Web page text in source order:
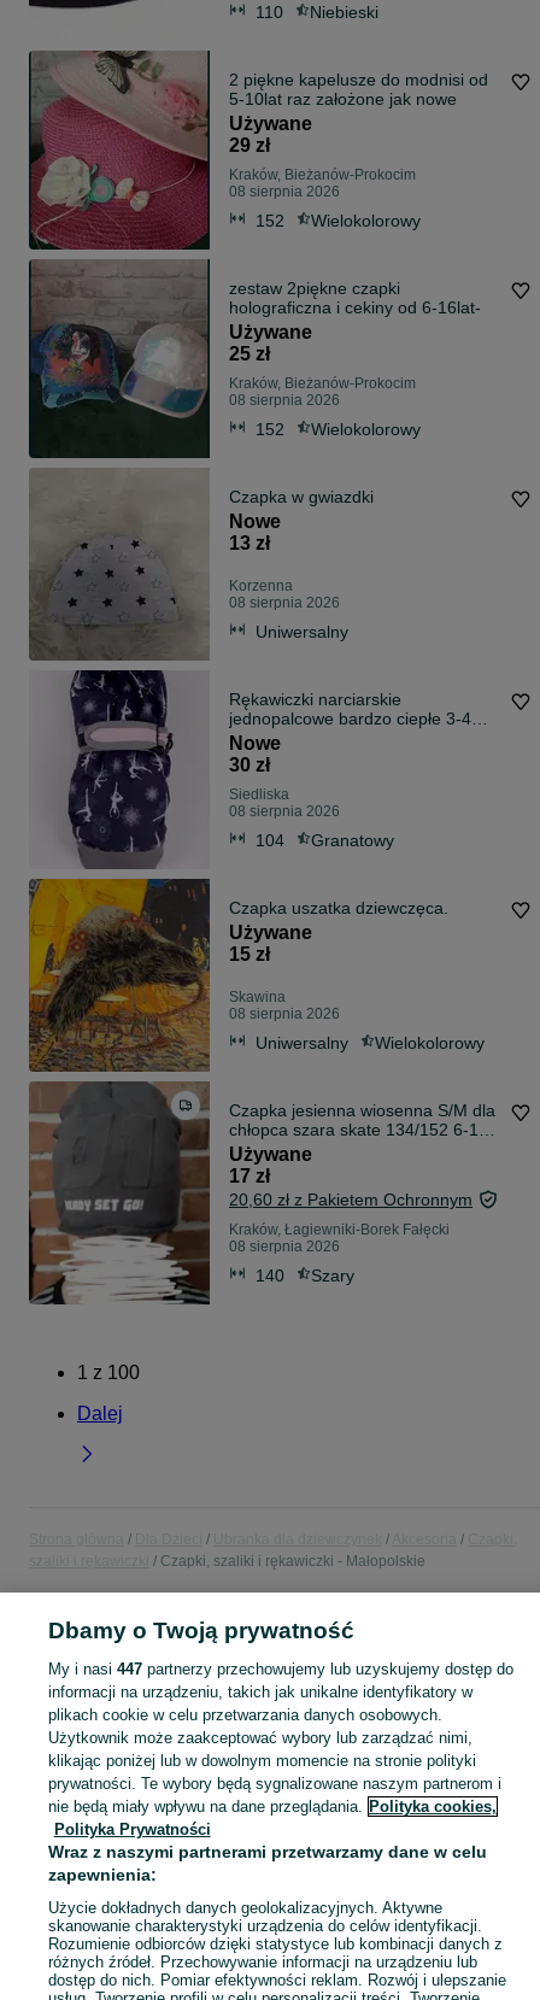
110 Niebieski
2 piękne kapelusze do modnisi od
5-10lat raz założone jak nowe
Używane
29 zł
Kraków, Bieżanów-Prokocim
08 sierpnia 2026
152 Wielokolorowy
zestaw 2piękne czapki
holograficzna i cekiny od 6-16lat-
Używane
25 zł
Kraków, Bieżanów-Prokocim
08 sierpnia 2026
152 Wielokolorowy
Czapka w gwiazdki
Nowe
13 zł
Korzenna
08 sierpnia 2026
Uniwersalny
Rękawiczki narciarskie
jednopalcowe bardzo ciepłe 3-4
lata
Nowe
30 zł
Siedliska
08 sierpnia 2026
104 Granatowy
Czapka uszatka dziewczęca.
Używane
15 zł
Skawina
08 sierpnia 2026
Uniwersalny Wielokolorowy
Czapka jesienna wiosenna S/M dla
chłopca szara skate 134/152 6-12
lat
Używane
17 zł
20,60 zł z Pakietem Ochronnym
Kraków, Łagiewniki-Borek Fałęcki
08 sierpnia 2026
140 Szary
1 z 100
Dalej
Czapki, szaliki i rękawiczki - Małopolskie
POLSKA » MAŁOPOLSKIE
KATEGORIA
garnitur dla dziewczynki,spodnie dzwony dla dziewczynki,strój Zobacz
Mapa kategorii
Mapa miejscowości
Mapa ministron
Popularne wyszukiwania
Dbamy o Twoją prywatność
My i nasi 447partnerzy przechowujemy lub uzyskujemy dostęp do
informacji na urządzeniu, takich jak unikalne identyfikatory w
plikach cookie w celu przetwarzania danych osobowych.
Użytkownik może zaakceptować wybory lub zarządzać nimi,
klikając poniżej lub w dowolnym momencie na stronie polityki
prywatności. Te wybory będą sygnalizowane naszym partnerom i
nie będą miały wpływu na dane przeglądania. Polityka cookies,
Polityka Prywatności
Wraz z naszymi partnerami przetwarzamy dane w celu
zapewnienia:
Użycie dokładnych danych geolokalizacyjnych. Aktywne
skanowanie charakterystyki urządzenia do celów identyfikacji.
Rozumienie odbiorców dzięki statystyce lub kombinacji danych z
różnych źródeł. Przechowywanie informacji na urządzeniu lub
dostęp do nich. Pomiar efektywności reklam. Rozwój i ulepszanie